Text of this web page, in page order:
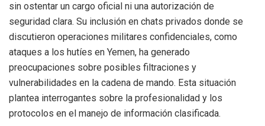
sin ostentar un cargo oficial ni una autorización de
seguridad clara. Su inclusión en chats privados donde se
discutieron operaciones militares confidenciales, como
ataques a los hutíes en Yemen, ha generado
preocupaciones sobre posibles filtraciones y
vulnerabilidades en la cadena de mando. Esta situación
plantea interrogantes sobre la profesionalidad y los
protocolos en el manejo de información clasificada.